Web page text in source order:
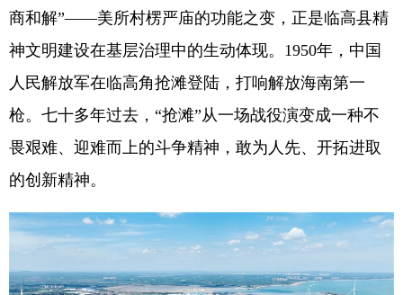
商和解”——美所村楞严庙的功能之变，正是临高县精
神文明建设在基层治理中的生动体现。1950年，中国
人民解放军在临高角抢滩登陆，打响解放海南第一
枪。七十多年过去，“抢滩”从一场战役演变成一种不
畏艰难、迎难而上的斗争精神，敢为人先、开拓进取
的创新精神。